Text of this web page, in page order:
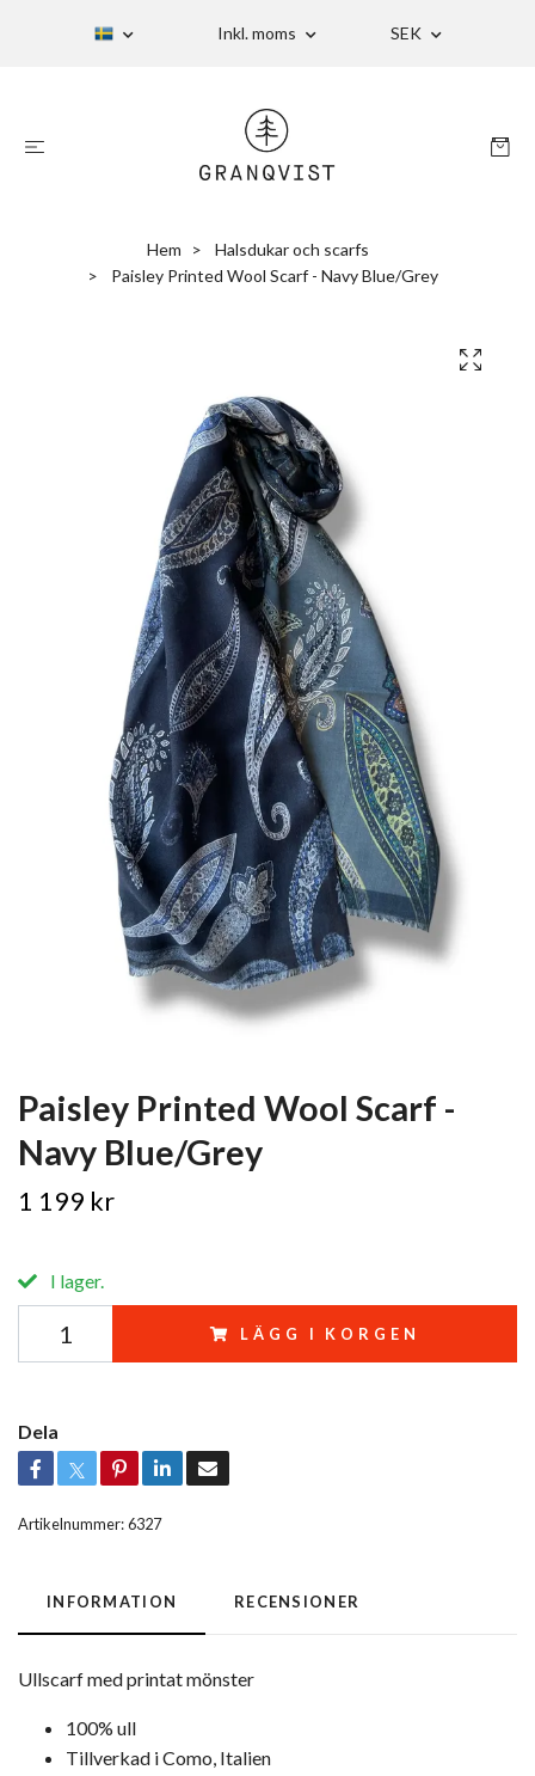
Inkl. moms SEK
Hem
Halsdukar och scarfs
Paisley Printed Wool Scarf - Navy Blue/Grey
Paisley Printed Wool Scarf -
Navy Blue/Grey
1 199 kr
I lager.
LÄGG I KORGEN
Dela
Artikelnummer:6327
INFORMATION RECENSIONER
Ullscarf med printat mönster
100% ull
Tillverkad i Como, Italien